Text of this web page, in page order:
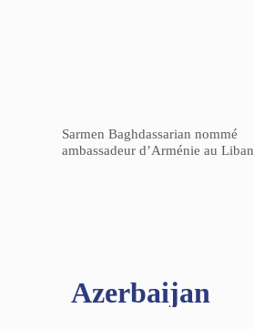
Sarmen Baghdassarian nommé
ambassadeur d’Arménie au Liban
Azerbaijan